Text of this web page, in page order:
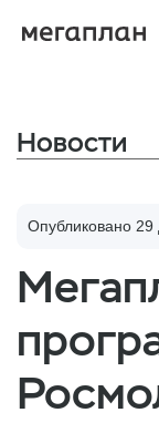
Новости
Опубликовано 29